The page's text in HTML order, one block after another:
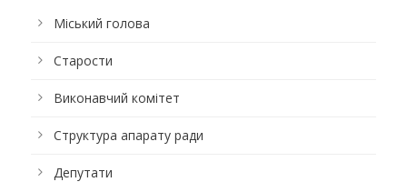
Міський голова
Старости
Виконавчий комітет
Структура апарату ради
Депутати